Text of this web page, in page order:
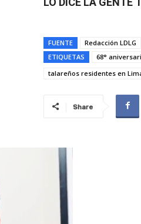
FUENTE
Redacción LDLG
ETIQUETAS
68°
talareños residentes en
Share